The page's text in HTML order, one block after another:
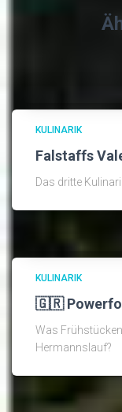
KULINARIK
Falstaffs
Das dritte
KULINARIK
🇬🇷
Was
Hermannslauf?